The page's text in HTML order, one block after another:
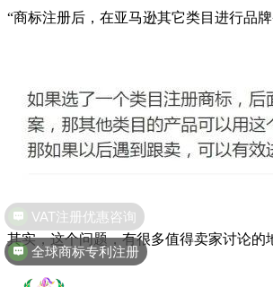
“商标注册后，在亚马逊其它类目进行品
其实，这个问题，有很多值得卖家讨论的
全球商标专利注册